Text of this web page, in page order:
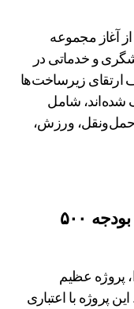
از آغاز مجموعه
و خدماتی در
ارتقای زیرساخت‌ها
شده‌اند، شامل
ورزش،
پروژه گردشگری ۴۲ هکتاری با بودجه ۵۰۰
پروژه عظیم
پروژه با اعتباری